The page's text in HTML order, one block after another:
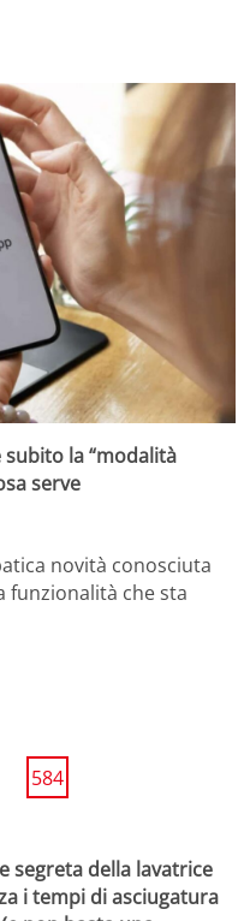
la “modalità
serve
novità conosciuta
funzionalità che sta
584
segreta della lavatrice
i tempi di asciugatura